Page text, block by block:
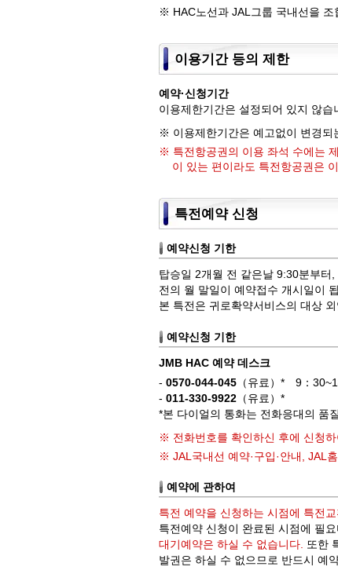
※ HAC노선과 JAL그룹 국내선을 조
이용기간 등의 제한
예약·신청기간
이용제한기간은 설정되어 있지 않습
※ 이용제한기간은 예고없이 변경되
※ 특전항공권의 이용 좌석 수에는
이 있는 편이라도 특전항공권은
특전예약 신청
예약신청 기한
탑승일 2개월 전 같은날 9:30분부터
전의 월 말일이 예약접수 개시일이
본 특전은 귀로확약서비스의 대상
예약신청 기한
JMB HAC 예약 데스크
- 0570-044-045 （유료）* 9：
- 011-330-9922 （유료）*
*본 다이얼의 통화는 전화응대의 품
※ 전화번호를 확인하신 후에 신청
※ JAL국내선 예약·구입·안내, JAL
예약에 관하여
특전 예약을 신청하는 시점에 특전
특전예약 신청이 완료된 시점에 필
대기예약은 하실 수 없습니다. 또한
발권은 하실 수 없으므로 반드시 예